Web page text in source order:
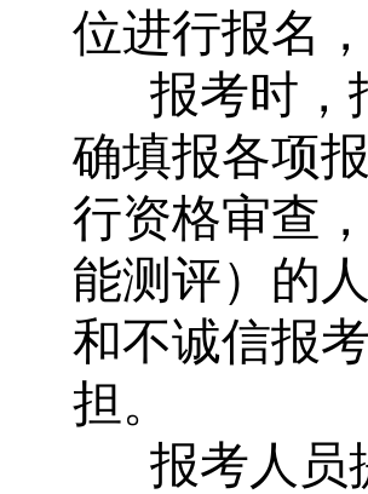
位进行报名
报考时，
确填报各项
行资格审查
能测评）的
和不诚信报
担。
报考人员